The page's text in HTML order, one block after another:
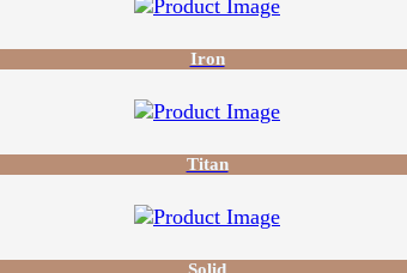
Iron
Titan
Solid